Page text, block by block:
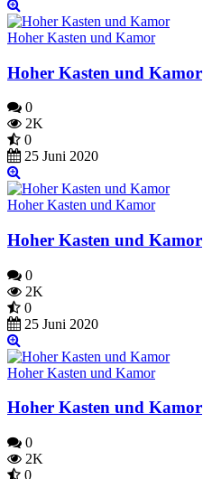
Hoher Kasten und Kamor
Hoher Kasten und Kamor
0
2K
0
25 Juni 2020
Hoher Kasten und Kamor
Hoher Kasten und Kamor
0
2K
0
25 Juni 2020
Hoher Kasten und Kamor
Hoher Kasten und Kamor
0
2K
0